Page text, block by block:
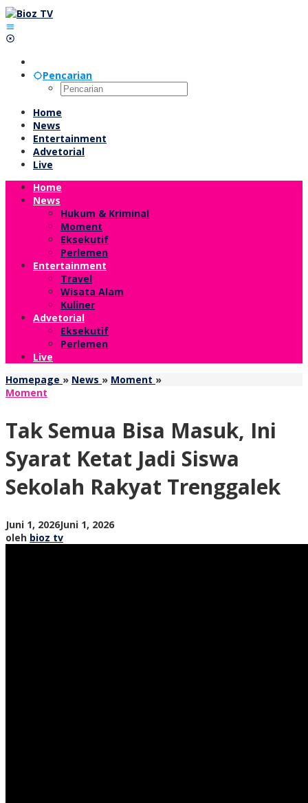
Lewati
ke
konten
Pencarian
Home
News
Entertainment
Advetorial
Live
Home
News
Hukum & Kriminal
Moment
Eksekutif
Perlemen
Entertainment
Travel
Wisata Alam
Kuliner
Advetorial
Eksekutif
Perlemen
Live
Homepage » News » Moment »Tak
Ini
Ketat
Jadi
Siswa
Sekolah
Moment
Tak Semua Bisa Masuk, Ini
Syarat Ketat Jadi Siswa
Sekolah Rakyat Trenggalek
Juni 1, 2026Juni 1, 2026oleh
oleh bioz tv